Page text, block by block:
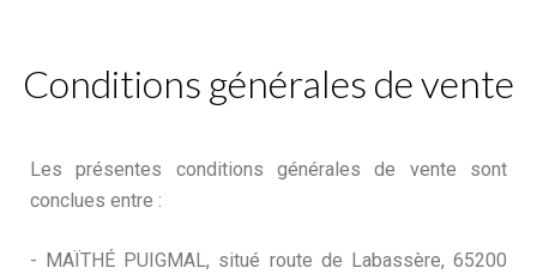
Conditions générales de vente
Les présentes conditions générales de vente sont
conclues entre :
- MAÏTHÉ PUIGMAL, situé route de Labassère, 65200